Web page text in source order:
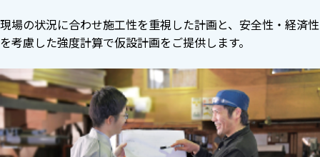
現場の状況に合わせ施工性を重視した計画と、安全性・経済性
を考慮した強度計算で仮設計画をご提供します。